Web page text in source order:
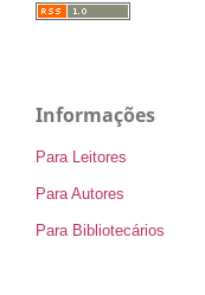
Informações
Para Leitores
Para Autores
Para Bibliotecários